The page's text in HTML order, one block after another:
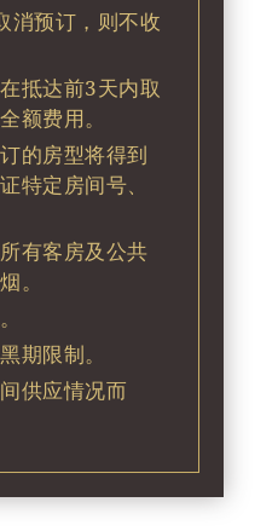
消预订，则不收
抵达前3天内取
额费用。
的房型将得到
特定房间号、
有客房及公共
。
期限制。
供应情况而